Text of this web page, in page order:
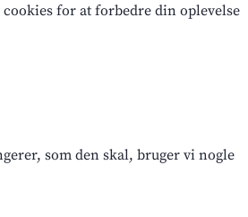
for at forbedre din oplevelse
som den skal, bruger vi nogle